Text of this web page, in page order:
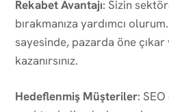
Rekabet Avantajı: Sizin
bırakmanıza yardımcı
sayesinde, pazarda öne
kazanırsınız.
Hedeflenmiş Müşteriler: